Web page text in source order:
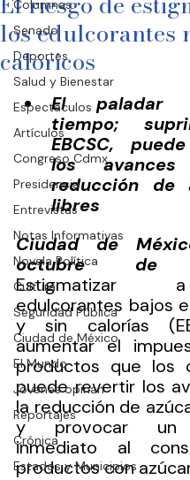
Columnas
Senado
Deportes
Salud y Bienestar
Espectáculos
Artículos
Congreso Cdmx
Presidencia
Entrevistas
Notas Informativas
Novela Política
Cultura
Seguridad Pública
Ciudad de México
El Mundo
Jóvenes opinan
Reportajes
Crónica
Estados y Municipios
los edulcorantes
calóricos
El paladar
tiempo;
EBCSC,
los
reducción de
libres
Ciudad de
octubre de
edulcorantes bajos
y sin calorías
aumentar el
productos que los
puede revertir los
la reducción de
y provocar un
inmediato al
productos con